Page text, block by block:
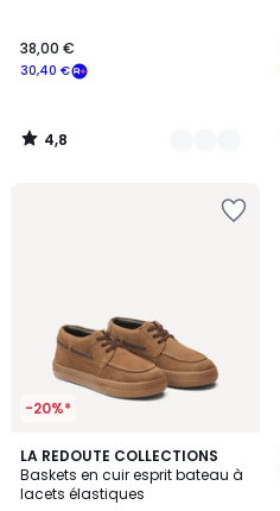
30,40 €
38,00 €
4,8
/
-20%*
LA REDOUTE COLLECTIONS
Baskets en cuir esprit bateau à
lacets élastiques
4
/
5